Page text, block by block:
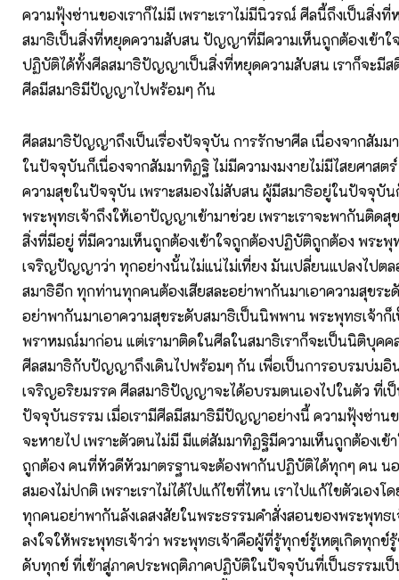
ความฟุ้งซ่านของเราก็ไม่มี เพราะเราไม่มีนิวรณ์ ศีลนี้ถึงเป็นสิ่ง
สมาธิเป็นสิ่งที่หยุดความสับสน ปัญญาที่มีความเห็นถูกต้องเข้าใจ
ปฏิบัติได้ทั้งศีลสมาธิปัญญาเป็นสิ่งที่หยุดความสับสน เราก็จะ
ศีลมีสมาธิมีปัญญาไปพร้อมๆ กัน
ศีลสมาธิปัญญาถึงเป็นเรื่องปัจจุบัน การรักษาศีล เนื่องจากสัมม
ในปัจจุบันก็เนื่องจากสัมมาทิฏฐิ ไม่มีความงมงายไม่มีไสยศาสต
ความสุขในปัจจุบัน เพราะสมองไม่สับสน ผู้มีสมาธิอยู่ในปัจจุบั
พระพุทธเจ้าถึงให้เอาปัญญาเข้ามาช่วย เพราะเราจะพากันติด
สิ่งที่มีอยู่ ที่มีความเห็นถูกต้องเข้าใจถูกต้องปฏิบัติถูกต้อง พระพุท
เจริญปัญญาว่า ทุกอย่างนั้นไม่แน่ไม่เที่ยง มันเปลี่ยนแปลงไปต
สมาธิอีก ทุกท่านทุกคนต้องเสียสละอย่าพากันมาเอาความสุขร
อย่าพากันมาเอาความสุขระดับสมาธิเป็นนิพพาน พระพุทธเจ้าก็
พราหมณ์มาก่อน แต่เรามาติดในศีลในสมาธิเราก็จะเป็นนิติบุคค
ศีลสมาธิกับปัญญาถึงเดินไปพร้อมๆ กัน เพื่อเป็นการอบรมบ่มอิ
เจริญอริยมรรค ศีลสมาธิปัญญาจะได้อบรมตนเองไปในตัว ที่เ
ปัจจุบันธรรม เมื่อเรามีศีลมีสมาธิมีปัญญาอย่างนี้ ความฟุ้งซ่าน
จะหายไป เพราะตัวตนไม่มี มีแต่สัมมาทิฏฐิมีความเห็นถูกต้องเ
ถูกต้อง คนที่หัวดีหัวมาตรฐานจะต้องพากันปฏิบัติได้ทุกๆ คน น
สมองไม่ปกติ เพราะเราไม่ได้ไปแก้ไขที่ไหน เราไปแก้ไขตัวเองโ
ทุกคนอย่าพากันลังเลสงสัยในพระธรรมคำสั่งสอนของพระพุทธ
ลงใจให้พระพุทธเจ้าว่า พระพุทธเจ้าคือผู้ที่รู้ทุกข์รู้เหตุเกิดทุกข์
ดับทุกข์ ที่เข้าสู่ภาคประพฤติภาคปฏิบัติในปัจจุบันที่เป็นธรรมเ